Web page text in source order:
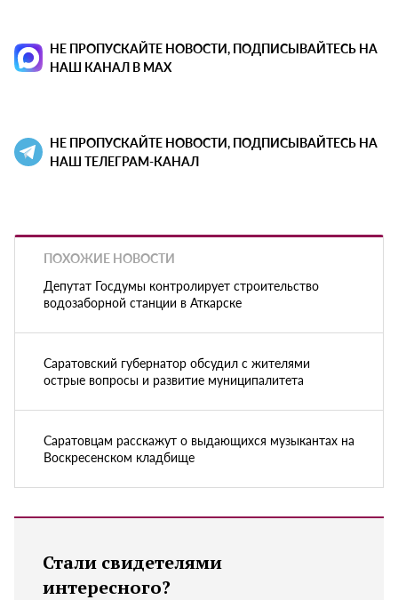
НЕ ПРОПУСКАЙТЕ НОВОСТИ, ПОДПИСЫВАЙТЕСЬ НА
НАШ КАНАЛ В MAX
НЕ ПРОПУСКАЙТЕ НОВОСТИ, ПОДПИСЫВАЙТЕСЬ НА
НАШ ТЕЛЕГРАМ-КАНАЛ
ПОХОЖИЕ НОВОСТИ
Депутат Госдумы контролирует строительство
водозаборной станции в Аткарске
Саратовский губернатор обсудил с жителями
острые вопросы и развитие муниципалитета
Саратовцам расскажут о выдающихся музыкантах на
Воскресенском кладбище
Стали свидетелями
интересного?